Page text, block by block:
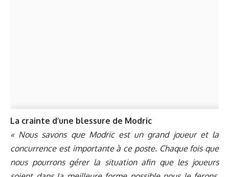
La crainte d’une blessure de Modric
« Nous savons que Modric est un grand joueur et la
concurrence est importante à ce poste. Chaque fois que
nous pourrons gérer la situation afin que les joueurs